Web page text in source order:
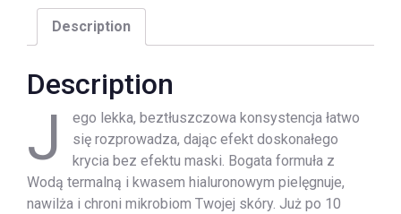
Description
Description
J
ego lekka, beztłuszczowa konsystencja łatwo
się rozprowadza, dając efekt doskonałego
krycia bez efektu maski. Bogata formuła z
Wodą termalną i kwasem hialuronowym pielęgnuje,
nawilża i chroni mikrobiom Twojej skóry. Już po 10